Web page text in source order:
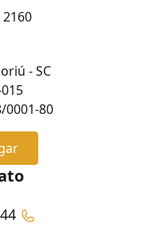
- SC
0001-80